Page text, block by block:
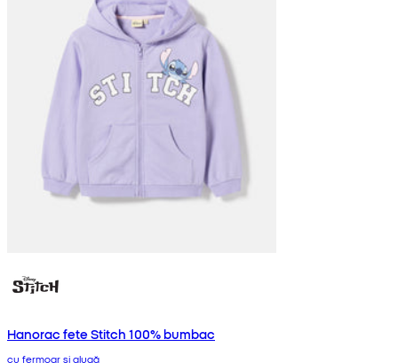
Hanorac fete Stitch 100% bumbac
cu fermoar și glugă